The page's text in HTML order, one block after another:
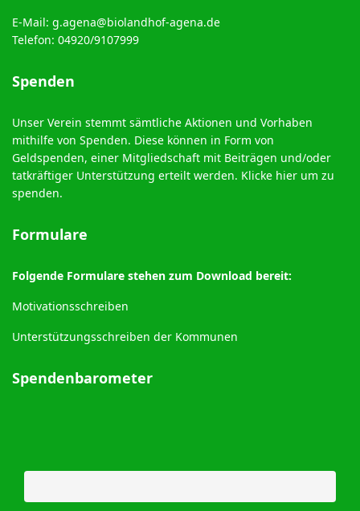
E-Mail: g.agena@biolandhof-agena.de
Telefon: 04920/9107999
Spenden
Unser Verein stemmt sämtliche Aktionen und Vorhaben
mithilfe von Spenden. Diese können in Form von
Geldspenden, einer Mitgliedschaft mit Beiträgen und/oder
tatkräftiger Unterstützung erteilt werden. Klicke hier um zu
spenden.
Formulare
Folgende Formulare stehen zum Download bereit:
Motivationsschreiben
Unterstützungsschreiben der Kommunen
Spendenbarometer